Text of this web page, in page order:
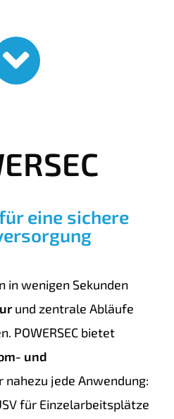
SEC
eine sichere
in wenigen Sekunden
und zentrale Abläufe
POWERSEC bietet
und
nahezu jede Anwendung:
für Einzelarbeitsplätze